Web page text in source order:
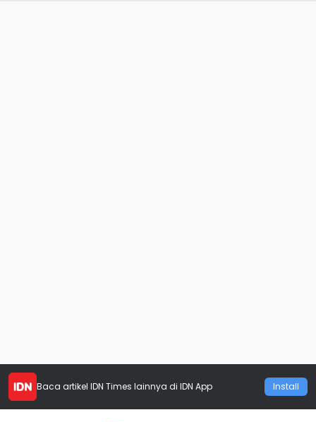
Baca artikel IDN Times lainnya di IDN App Install